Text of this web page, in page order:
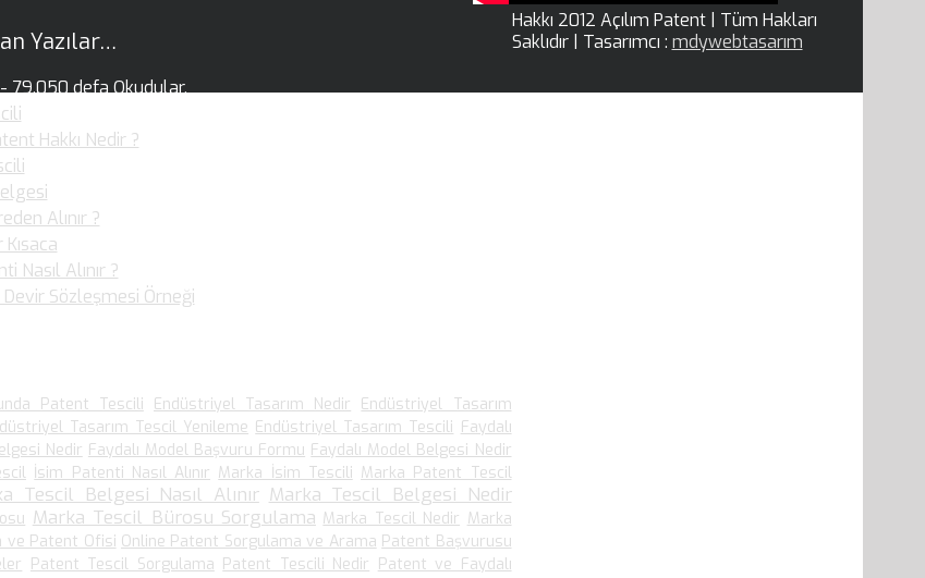
Yazılar…
79.050 defa Okudular.
Hakkı Nedir ?
Alınır ?
Nasıl Alınır ?
Devir Sözleşmesi Örneği
Patent Tescili Endüstriyel Tasarım Nedir Endüstriyel Tasarım
Tasarım Tescil Yenileme Endüstriyel Tasarım Tescili Faydalı
Nedir Faydalı Model Başvuru Formu Faydalı Model Belgesi Nedir
İsim Patenti Nasıl Alınır Marka İsim Tescili Marka Patent Tescil
Tescil Belgesi Nasıl Alınır Marka Tescil Belgesi Nedir
Marka Tescil Bürosu Sorgulama Marka Tescil Nedir Marka
ve Patent Ofisi Online Patent Sorgulama ve Arama Patent Başvurusu
Patent Tescil Sorgulama Patent Tescili Nedir Patent ve Faydalı
Hakkı 2012 Açılım Patent | Tüm Hakları
Saklıdır | Tasarımcı : mdywebtasarım